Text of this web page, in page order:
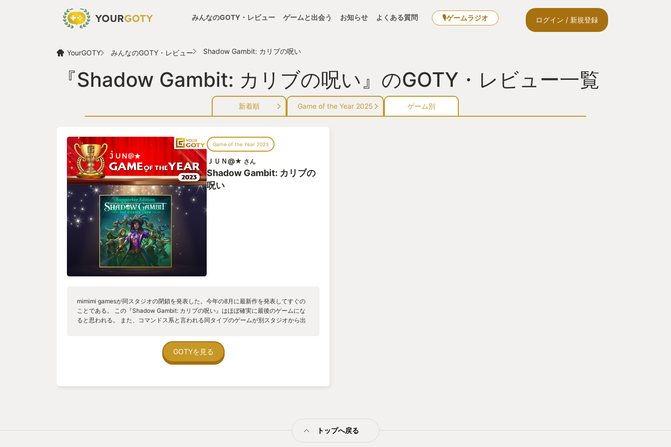
みんなのGOTY・レビュー ゲームと出会う お知らせ よくある質問 🎙ゲームラジオ ログイン / 新規登録
YourGOTY みんなのGOTY・レビュー Shadow Gambit: カリブの呪い
『Shadow Gambit: カリブの呪い』のGOTY・レビュー一覧
新着順 Game of the Year 2025 ゲーム別
Game of the Year 2023
ＪＵＮ@★ さん
Shadow Gambit: カリブの
呪い
mimimi gamesが同スタジオの閉鎖を発表した。今年の8月に最新作を発表してすぐの
ことである。 この『Shadow Gambit: カリブの呪い』はほぼ確実に最後のゲームにな
ると思われる。 また、コマンドス系と言われる同タイプのゲームが別スタジオから出
ームプレイに影響を与える大きな要素の一つだろう。「まぁ大丈夫だろう」と飛び出
してみたものの、予想しない方向の敵に見つかり、結局撃ち合いになってしまうか遠
一斉に動き出す予約行動のシステムにより、例えばAが注意を引いているうちにその後
船の航海士となった主人公が、アンデットの仲間たちを復活させ、亡き船長の残した
GOTYを見る
トップへ戻る